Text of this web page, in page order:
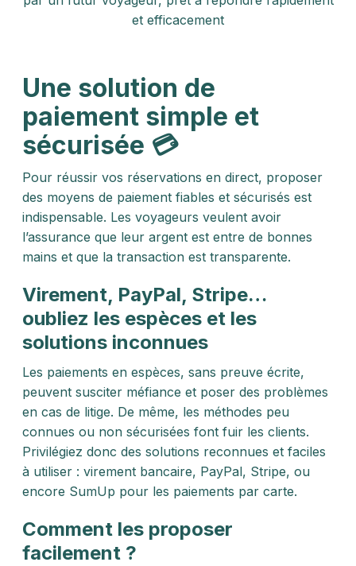
et efficacement
Une solution de
paiement simple et
sécurisée 💳
Pour réussir vos réservations en direct, proposer
des moyens de paiement fiables et sécurisés est
indispensable. Les voyageurs veulent avoir
l’assurance que leur argent est entre de bonnes
mains et que la transaction est transparente.
Virement, PayPal, Stripe…
oubliez les espèces et les
solutions inconnues
Les paiements en espèces, sans preuve écrite,
peuvent susciter méfiance et poser des problèmes
en cas de litige. De même, les méthodes peu
connues ou non sécurisées font fuir les clients.
Privilégiez donc des solutions reconnues et faciles
à utiliser : virement bancaire, PayPal, Stripe, ou
encore SumUp pour les paiements par carte.
Comment les proposer
facilement ?